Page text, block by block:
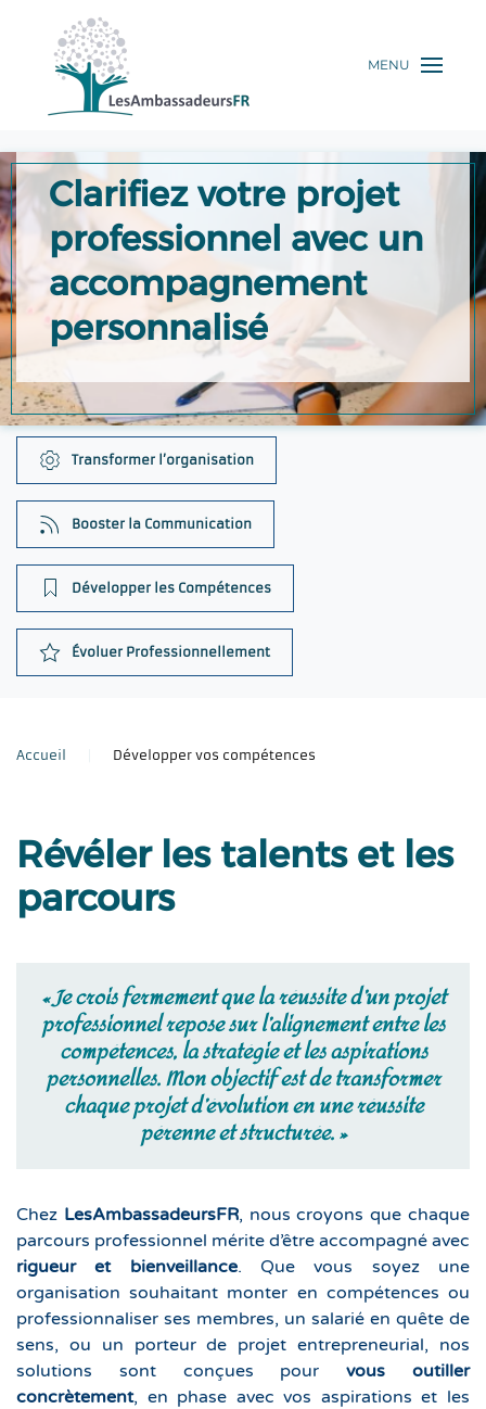
MENU
Bilans de
compétences
Clarifiez votre projet
professionnel avec un
accompagnement
personnalisé
Transformer l’organisation
Booster la Communication
Développer les Compétences
Évoluer Professionnellement
Accueil Développer vos compétences
Révéler les talents et les
parcours
« Je crois fermement que la réussite d’un projet
professionnel repose sur l’alignement entre les
compétences, la stratégie et les aspirations
personnelles. Mon objectif est de transformer
chaque projet d’évolution en une réussite
pérenne et structurée. »
Chez LesAmbassadeursFR, nous croyons que chaque
parcours professionnel mérite d’être accompagné avec
rigueur et bienveillance. Que vous soyez une
organisation souhaitant monter en compétences ou
professionnaliser ses membres, un salarié en quête de
sens, ou un porteur de projet entrepreneurial, nos
solutions sont conçues pourvous outiller
concrètement, en phase avec vos aspirations et les